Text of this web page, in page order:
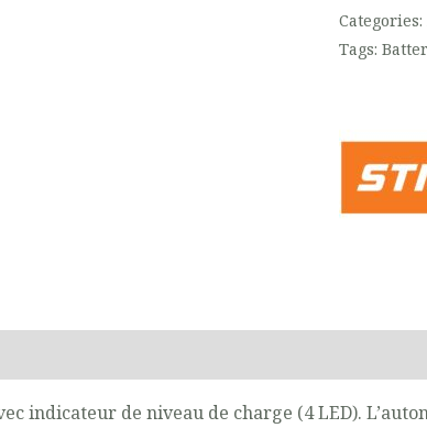
Categories:
Tags:
indicateur de niveau de charge (4 LED).